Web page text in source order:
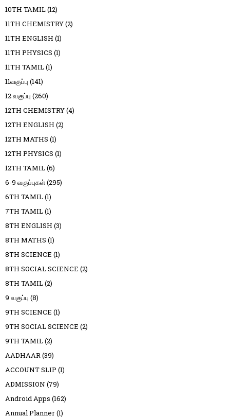
10TH TAMIL(12)
11TH CHEMISTRY(2)
11TH ENGLISH (1)
11TH PHYSICS (1)
11TH TAMIL(1)
11வகுப்பு (141)
12 வகுப்பு (260)
12TH CHEMISTRY(4)
12TH ENGLISH (2)
12TH MATHS (1)
12TH PHYSICS (1)
12TH TAMIL(6)
6-9 வகுப்புகள்(295)
6TH TAMIL(1)
7TH TAMIL(1)
8TH ENGLISH (3)
8TH MATHS (1)
8TH SCIENCE (1)
8TH SOCIAL SCIENCE (2)
8TH TAMIL(2)
9 வகுப்பு (8)
9TH SCIENCE (1)
9TH SOCIAL SCIENCE (2)
9TH TAMIL(2)
AADHAAR(39)
ACCOUNT SLIP (1)
ADMISSION (79)
Android Apps (162)
Annual Planner(1)